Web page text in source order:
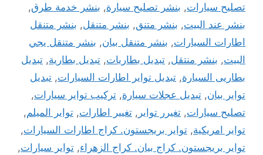
تصليح سيارات, بنشر تصليح سيارة, بنشر خدمة طرق,
بنشر عند البيت, بنشر متنق, بنشر متنقل, بنشر متنقل
اطارات السيارات, بنشر متنقل بيان, بنشر متنقل يجي
البيت, بنشر منتقل, تبديل بطاريات, تبديل بطارية, تبديل
بطاريى السيارة, تبديل تواير اطارات السيارات, تبديل
تواير بيان, تبديل عجلات سيارة, تركيب تواير سيارات,
تصليح سيارات, تغيرر تواير , تغيير اطارات, تواير الميلم,
تواير امريكية, تواير بريجستون. كراج اطارات السيارات,
تواير بريجستون. كراج بيان. كراج الزهراء, تواير سيارات,